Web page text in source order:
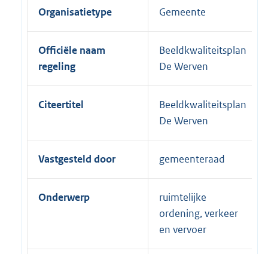
Organisatietype Gemeente
Officiële naam
regeling
Beeldkwaliteitsplan
De Werven
Citeertitel
Beeldkwaliteitsplan
De Werven
Vastgesteld door gemeenteraad
Onderwerp
ruimtelijke
ordening, verkeer
en vervoer